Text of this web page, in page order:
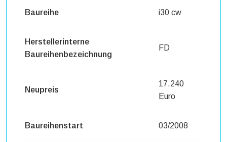
Baureihe i30 cw
Herstellerinterne
Baureihenbezeichnung
FD
Neupreis
17.240
Euro
Baureihenstart 03/2008